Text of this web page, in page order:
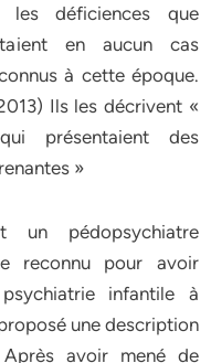
déficiences que
en aucun cas
à cette époque.
Ils les décrivent «
présentaient des
»
un pédopsychiatre
reconnu pour avoir
infantile à
une description
Après avoir mené de